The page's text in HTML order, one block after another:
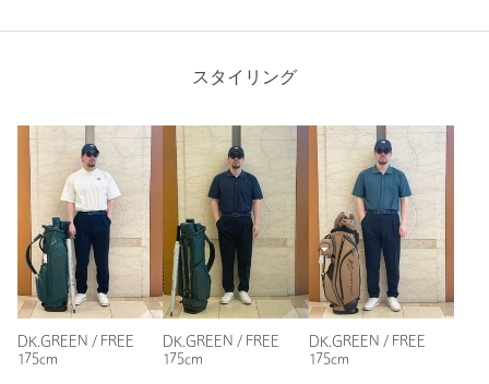
対象外商品
カテゴリー スポーツ / アウトドア スポーツウェア / グッズ
素材
洗濯表示 - 洗濯表示について
商品番号 6053-5-000013
スタイリング
DK.GREEN / FREE
175cm
DK.GREEN / FREE
175cm
DK.GREEN / FREE
175cm